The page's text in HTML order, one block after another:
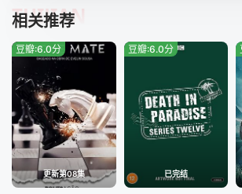
相关推荐
TUIJIAN
更新第08集
豆瓣:6.0分
已完结
豆瓣:6.0分